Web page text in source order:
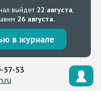
выйдет 22 августа,
26 августа.
в журнале
57-53